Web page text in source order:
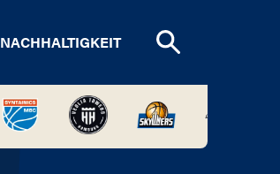
NACHHALTIGKEIT